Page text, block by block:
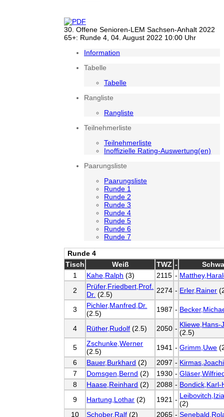
30. Offene Senioren-LEM Sachsen-Anhalt 2022
65+: Runde 4, 04. August 2022 10:00 Uhr
Information
Tabelle
Tabelle
Rangliste
Rangliste
Teilnehmerliste
Teilnehmerliste
Inoffizielle Rating-Auswertung(en)
Paarungsliste
Paarungsliste
Runde 1
Runde 2
Runde 3
Runde 4
Runde 5
Runde 6
Runde 7
Runde 4
Tisch
Weiß TWZ -
1
Kahe,Ralph (3) 2115 -
2
Prüfer,Friedbert,Prof.
Dr. (2.5) 2274 - Erler,Rainer
3
Pichler,Manfred,Dr.
(2.5)
1987 -
4 Rüther,Rudolf (2.5) 2050 - Kliewe,Hans-
(2.5)
5
Zschunke,Werner
(2.5)
1941 - Grimm,Uwe
6
Bauer,Burkhard (2) 2097 -
7
Domsgen,Bernd (2) 1930 -
8
Haase,Reinhard (2) 2088 - Bondick,Karl-
9
Hartung,Lothar (2) 1921 - (2)
10
Schober,Ralf (2) 2065 -